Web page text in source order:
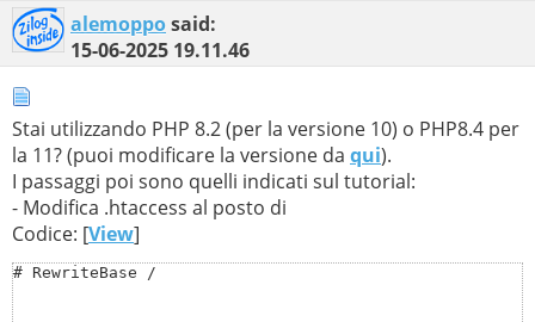
alemopposaid:
15-06-2025 19.11.46
Stai utilizzando PHP 8.2 (per la versione 10) o PHP8.4 per
la 11? (puoi modificare la versione da qui).
I passaggi poi sono quelli indicati sul tutorial:
- Modifica .htaccess al posto di
Codice: [View]
# RewriteBase /